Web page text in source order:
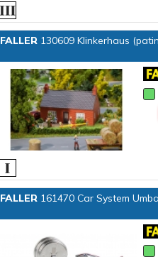
FALLER130609 Klinkerhaus
FALLER161470 Car System